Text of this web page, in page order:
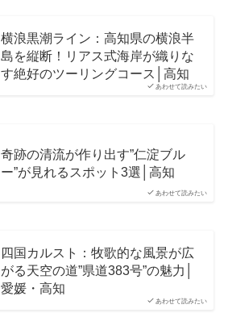
あわせて読みたい
横浪黒潮ライン：高知県の横浪半
島を縦断！リアス式海岸が織りな
す絶好のツーリングコース│高知
あわせて読みたい
奇跡の清流が作り出す”仁淀ブル
ー”が見れるスポット3選│高知
あわせて読みたい
四国カルスト：牧歌的な風景が広
がる天空の道”県道383号”の魅力│
愛媛・高知